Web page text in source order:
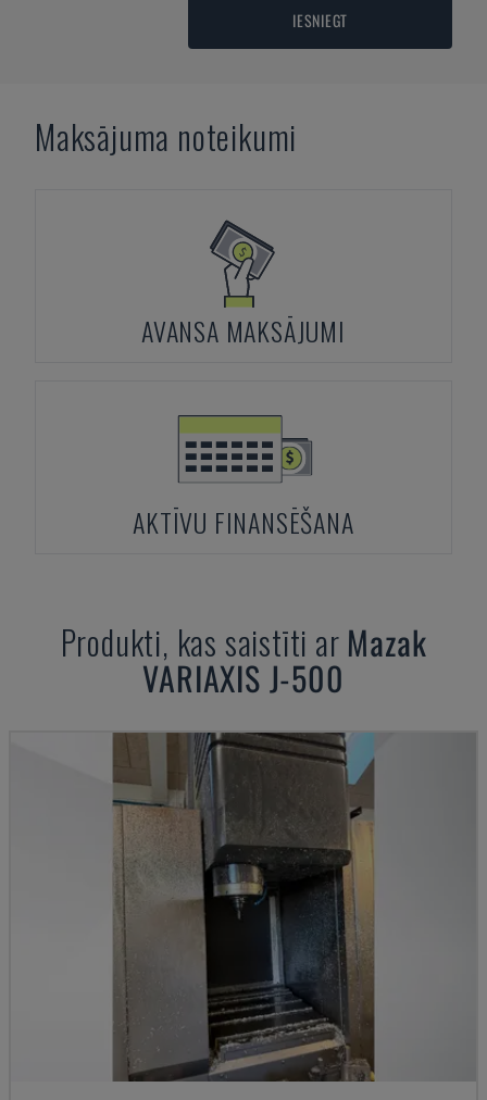
IESNIEGT
Maksājuma noteikumi
AVANSA MAKSĀJUMI
AKTĪVU FINANSĒŠANA
Produkti, kas saistīti ar Mazak
VARIAXIS J-500